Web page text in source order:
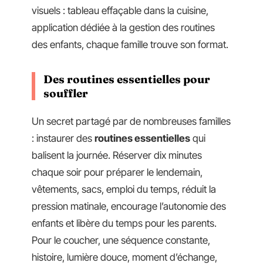
visuels : tableau effaçable dans la cuisine,
application dédiée à la gestion des routines
des enfants, chaque famille trouve son format.
Des routines essentielles pour
souffler
Un secret partagé par de nombreuses familles
: instaurer des routines essentielles qui
balisent la journée. Réserver dix minutes
chaque soir pour préparer le lendemain,
vêtements, sacs, emploi du temps, réduit la
pression matinale, encourage l’autonomie des
enfants et libère du temps pour les parents.
Pour le coucher, une séquence constante,
histoire, lumière douce, moment d’échange,